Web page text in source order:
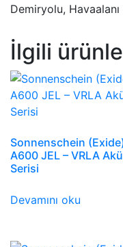
Demiryolu,
İlgili
Sonnenschein
A600 JEL – VRLA Akü
Serisi
Devamını oku